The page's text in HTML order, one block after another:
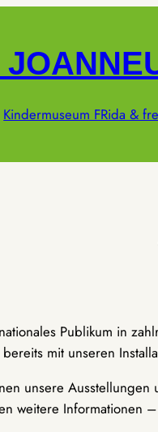
Kindermuseum FRida &
Publikum in
mit unseren
unsere
weitere Informationen